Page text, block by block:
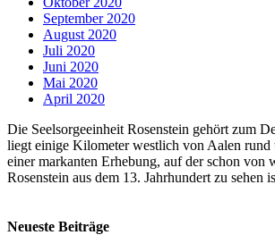
September 2020
August 2020
Juli 2020
Juni 2020
Mai 2020
April 2020
Die Seelsorgeeinheit Rosenstein gehört zum
liegt einige Kilometer westlich von Aalen rund
einer markanten Erhebung, auf der schon von
Rosenstein aus dem 13. Jahrhundert zu sehen
Neueste Beiträge